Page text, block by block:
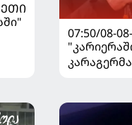
07:50/08-